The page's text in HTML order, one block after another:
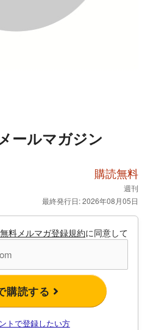
ールマガジン
購読無料
週刊
最終発行日: 2026年08月05日
無料メルマガ登録規約に同意して
購読する
トで登録したい方